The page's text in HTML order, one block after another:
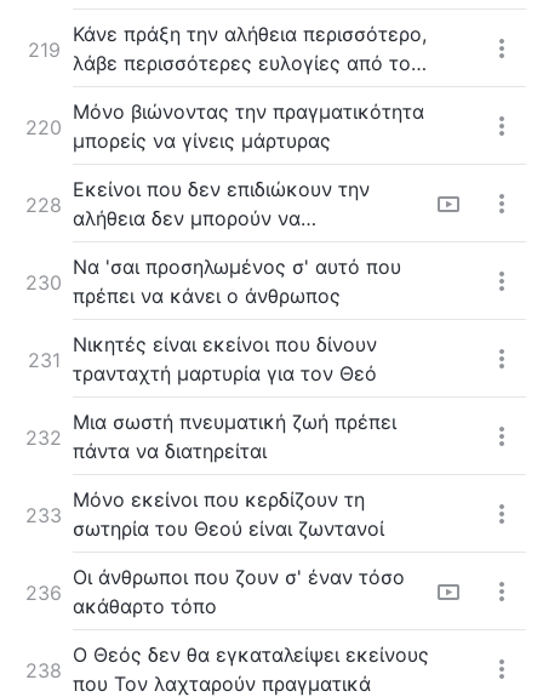
Αυτόν
219
Κάνε πράξη την αλήθεια περισσότερο,
λάβε περισσότερες ευλογίες από τον
Θεό
220
Μόνο βιώνοντας την πραγματικότητα
μπορείς να γίνεις μάρτυρας
228
Εκείνοι που δεν επιδιώκουν την
αλήθεια δεν μπορούν να
ακολουθήσουν μέχρι το τέλος
230
Nα 'σαι προσηλωμένος σ' αυτό που
πρέπει να κάνει ο άνθρωπος
231
Νικητές είναι εκείνοι που δίνουν
τρανταχτή μαρτυρία για τον Θεό
232
Μια σωστή πνευματική ζωή πρέπει
πάντα να διατηρείται
233
Μόνο εκείνοι που κερδίζουν τη
σωτηρία του Θεού είναι ζωντανοί
236
Οι άνθρωποι που ζουν σ' έναν τόσο
ακάθαρτο τόπο
238
Ο Θεός δεν θα εγκαταλείψει εκείνους
που Τον λαχταρούν πραγματικά